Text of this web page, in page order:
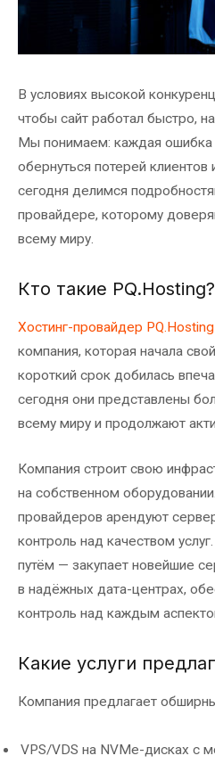
В условиях высокой
чтобы сайт работал быстро,
Мы понимаем: каждая ошибка
обернуться потерей
сегодня делимся
провайдере, которому
всему миру.
Кто такие PQ.Hosting?
Хостинг-провайдер PQ.Hosting
компания, которая начала
короткий срок добилась
сегодня они представлены
всему миру и продолжают
Компания строит свою
на собственном
провайдеров арендуют
контроль над качеством
путём — закупает новейшие
в надёжных дата-центрах,
контроль над каждым
Какие услуги
Компания предлагает
VPS/VDS на NVMe-дисках с